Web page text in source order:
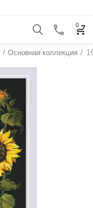
0
/ Основная коллекция /